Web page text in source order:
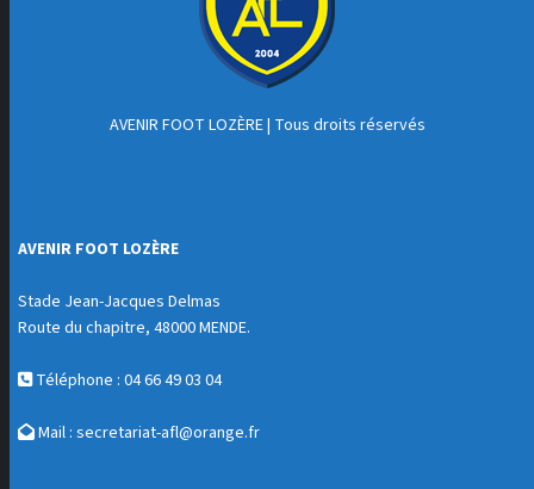
AVENIR FOOT LOZÈRE| Tous droits réservés
AVENIR FOOT LOZÈRE
Stade Jean-Jacques Delmas
Route du chapitre, 48000 MENDE.
Téléphone : 04 66 49 03 04
Mail : secretariat-afl@orange.fr